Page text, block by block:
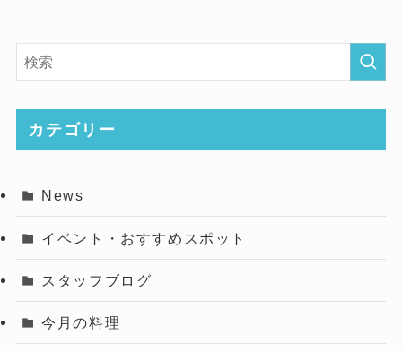
カテゴリー
News
イベント・おすすめスポット
スタッフブログ
今月の料理